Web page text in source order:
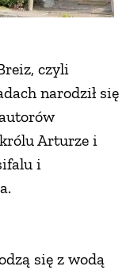
czyli
narodził się
Arturze i
i
się z wodą